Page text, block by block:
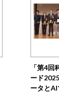
「第4回
ード
ータと